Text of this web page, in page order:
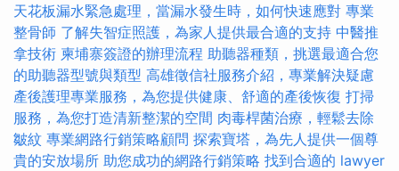
天花板漏水緊急處理，當漏水發生時，如何快速應對 專業
整骨師 了解失智症照護，為家人提供最合適的支持 中醫推
拿技術 柬埔寨簽證的辦理流程 助聽器種類，挑選最適合您
的助聽器型號與類型 高雄徵信社服務介紹，專業解決疑慮
產後護理專業服務，為您提供健康、舒適的產後恢復 打掃
服務，為您打造清新整潔的空間 肉毒桿菌治療，輕鬆去除
皺紋 專業網路行銷策略顧問 探索寶塔，為先人提供一個尊
貴的安放場所 助您成功的網路行銷策略 找到合適的 lawyer